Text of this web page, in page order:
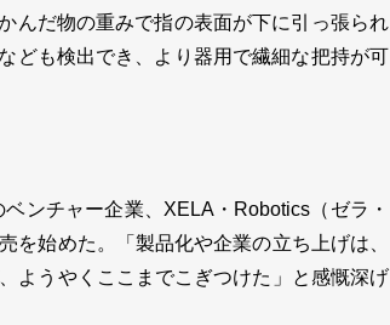
んだ物の重みで指の表面が下に引っ張られ
ども検出でき、より器用で繊細な把持が可
ンチャー企業、XELA・Robotics（ゼラ・
を始めた。「製品化や企業の立ち上げは、
ようやくここまでこぎつけた」と感慨深げ